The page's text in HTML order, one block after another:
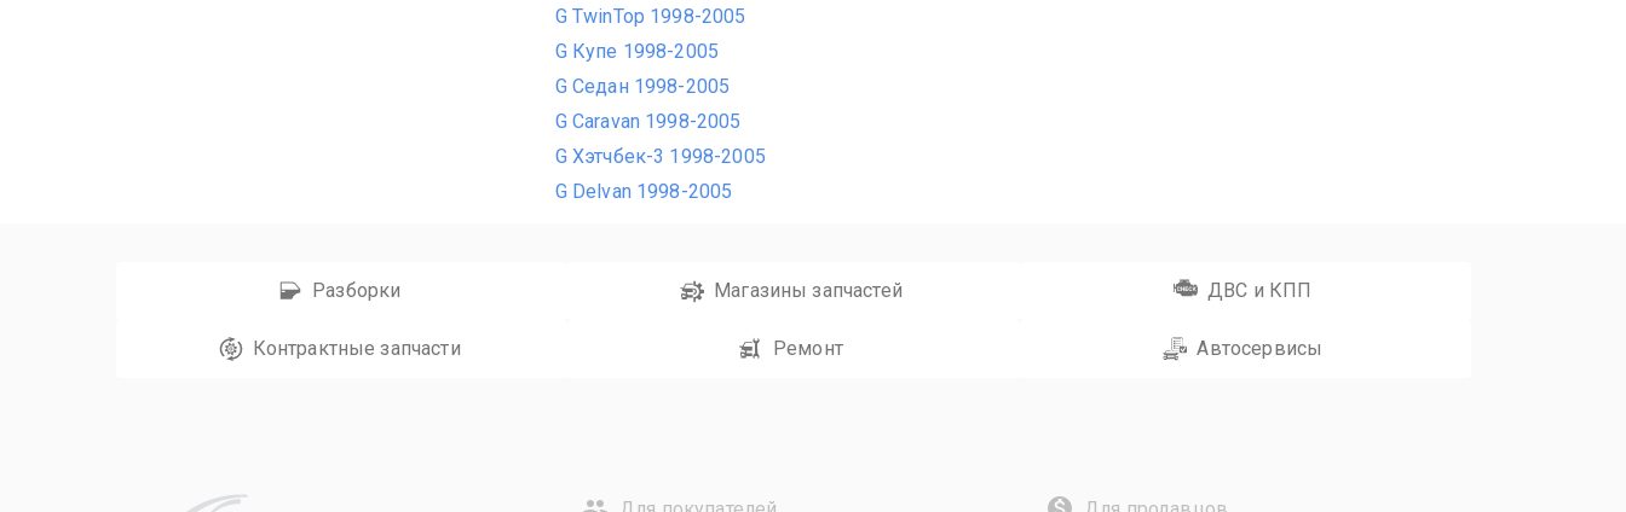
G TwinTop 1998-2005
G Купе 1998-2005
G Седан 1998-2005
G Caravan 1998-2005
G Хэтчбек-3 1998-2005
G Delvan 1998-2005
Разборки Магазины запчастей ДВС и КПП
Контрактные запчасти Ремонт Автосервисы